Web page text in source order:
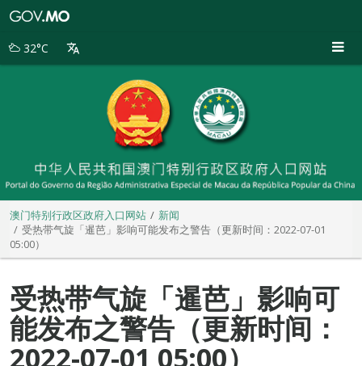
别
32°C
澳门特别行政区政府入口网站
新闻
受热带气旋「暹芭」影响可能发布之警告（更新时间：2022-07-01
05:00）
受热带气旋「暹芭」影响可
能发布之警告（更新时间：
2022-07-01 05:00）